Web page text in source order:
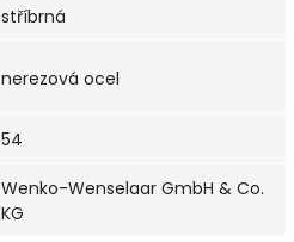
stříbrná
nerezová ocel
54
Wenko-Wenselaar GmbH & Co.
KG